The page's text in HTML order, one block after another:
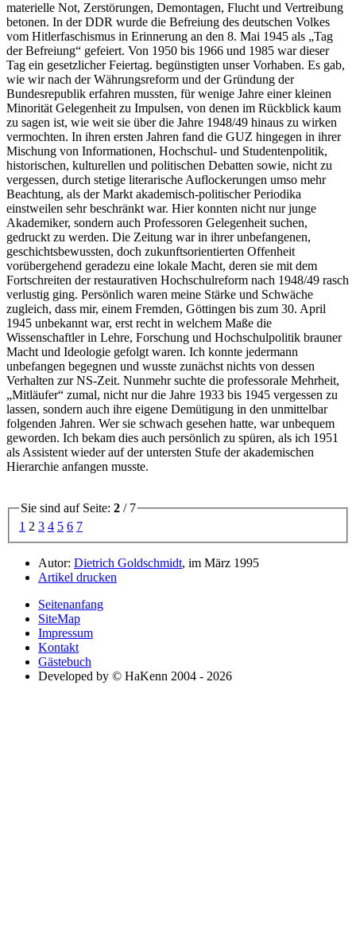
materielle Not, Zerstörungen, Demontagen, Flucht und Vertreibung
betonen. In der DDR wurde die Befreiung des deutschen Volkes
vom Hitlerfaschismus in Erinnerung an den 8. Mai 1945 als
Tag
der Befreiung
gefeiert. Von 1950 bis 1966 und 1985 war dieser
Tag ein gesetzlicher Feiertag. begünstigten unser Vorhaben. Es gab,
wie wir nach der Währungsreform und der Gründung der
Bundesrepublik erfahren mussten, für wenige Jahre einer kleinen
Minorität Gelegenheit zu Impulsen, von denen im Rückblick kaum
zu sagen ist, wie weit sie über die Jahre 1948/49 hinaus zu wirken
vermochten. In ihren ersten Jahren fand die GUZ hingegen in ihrer
Mischung von Informationen, Hochschul- und Studentenpolitik,
historischen, kulturellen und politischen Debatten sowie, nicht zu
vergessen, durch stetige literarische Auflockerungen umso mehr
Beachtung, als der Markt akademisch-politischer Periodika
einstweilen sehr beschränkt war. Hier konnten nicht nur junge
Akademiker, sondern auch Professoren Gelegenheit suchen,
gedruckt zu werden. Die Zeitung war in ihrer unbefangenen,
geschichtsbewussten, doch zukunftsorientierten Offenheit
vorübergehend geradezu eine lokale Macht, deren sie mit dem
Fortschreiten der restaurativen Hochschulreform nach 1948/49 rasch
verlustig ging. Persönlich waren meine Stärke und Schwäche
zugleich, dass mir, einem Fremden, Göttingen bis zum 30. April
1945 unbekannt war, erst recht in welchem Maße die
Wissenschaftler in Lehre, Forschung und Hochschulpolitik brauner
Macht und Ideologie gefolgt waren. Ich konnte jedermann
unbefangen begegnen und wusste zunächst nichts von dessen
Verhalten zur NS-Zeit. Nunmehr suchte die professorale Mehrheit,
Mitläufer
zumal, nicht nur die Jahre 1933 bis 1945 vergessen zu
lassen, sondern auch ihre eigene Demütigung in den unmittelbar
folgenden Jahren. Wer sie schwach gesehen hatte, war unbequem
geworden. Ich bekam dies auch persönlich zu spüren, als ich 1951
als Assistent wieder auf der untersten Stufe der akademischen
Hierarchie anfangen musste.
Sie sind auf Seite: 2 / 7
1 2 3 4 5 6 7
Autor: Dietrich Goldschmidt, im März 1995
Artikel drucken
Seitenanfang
SiteMap
Impressum
Kontakt
Gästebuch
Developed by © HaKenn 2004 - 2026